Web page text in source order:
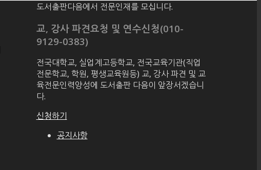
도서출판다음에서 전문인재를 모십니다.
교, 강사 파견요청 및 연수신청(010-
9129-0383)
전국대학교, 실업계고등학교, 전국교육기관(직업
전문학교, 학원, 평생교육원등) 교, 강사 파견 및 교
육전문인력양성에 도서출판 다음이 앞장서겠습니
다.
신청하기
공지사항